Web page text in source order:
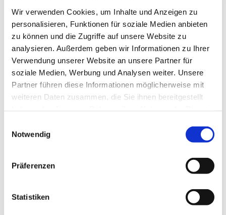
Wir verwenden Cookies, um Inhalte und Anzeigen zu
personalisieren, Funktionen für soziale Medien anbieten
zu können und die Zugriffe auf unsere Website zu
analysieren. Außerdem geben wir Informationen zu Ihrer
Verwendung unserer Website an unsere Partner für
soziale Medien, Werbung und Analysen weiter. Unsere
Partner führen diese Informationen möglicherweise mit
weiteren Daten zusammen, die Sie ihnen bereitgestellt
Notwendig
Präferenzen
Statistiken